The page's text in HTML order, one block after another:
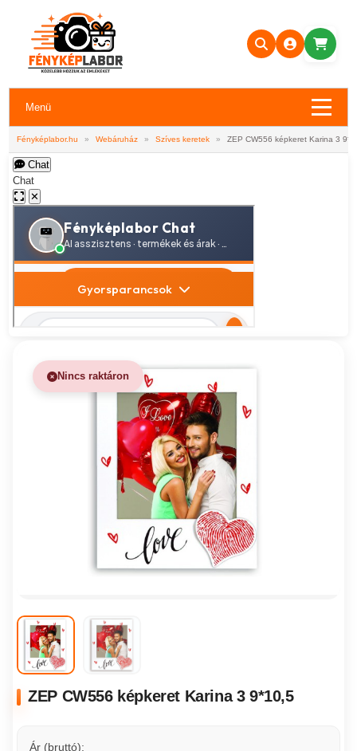
Menü
Fényképlabor.hu » Webáruház » Szíves keretek » ZEP CW556 képkeret Karina 3
Chat
Chat
✕
Nincs raktáron
ZEP CW556 képkeret Karina 3 9*10,5
Ár (bruttó):